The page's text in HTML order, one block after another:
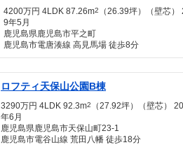
4200万円 4LDK 87.26m2
（26.39坪）（壁芯）
9年5月
鹿児島県鹿児島市平之町
鹿児島市電唐湊線 高見馬場 徒歩8分
ロフティ天保山公園B棟
3290万円 4LDK 92.3m2
（27.92坪）（壁芯）
年6月
鹿児島県鹿児島市天保山町23-1
鹿児島市電谷山線 荒田八幡 徒歩18分